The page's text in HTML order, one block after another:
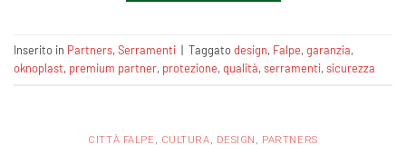
Inserito in Partners,Serramenti | Taggatodesign, Falpe,garanzia,
oknoplast, premium partner, protezione,qualità,serramenti,sicurezza
CITTÀ FALPE , CULTURA, DESIGN , PARTNERS